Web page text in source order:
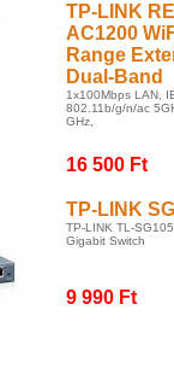
TP-LINK
AC1200
Range
Dual-Band
1x100Mbps LAN,
802.11b/g/n/ac
GHz,
16 500 Ft
TP-LINK
TP-LINK TL-
Gigabit Switch
9 990 Ft